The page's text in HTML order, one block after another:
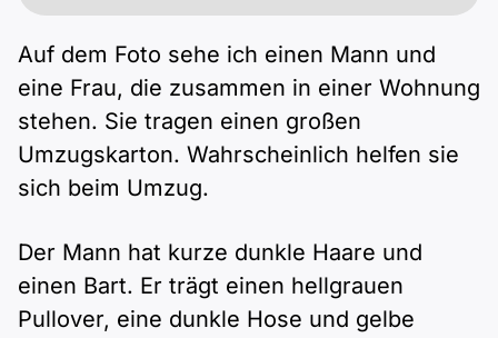
Auf dem Foto sehe ich einen Mann und
eine Frau, die zusammen in einer Wohnung
stehen. Sie tragen einen großen
Umzugskarton. Wahrscheinlich helfen sie
sich beim Umzug.
Der Mann hat kurze dunkle Haare und
einen Bart. Er trägt einen hellgrauen
Pullover, eine dunkle Hose und gelbe